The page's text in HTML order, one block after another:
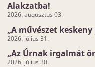
Alakzatba!
2026. augusztus 03.
„A művészet keskeny
2026. július 31.
„Az Úrnak irgalmát
2026. július 30.